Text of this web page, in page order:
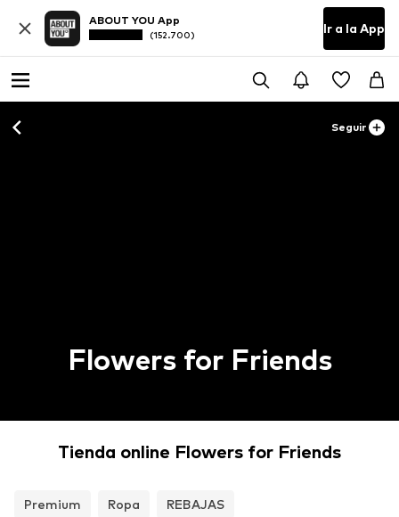
ABOUT YOU App
(152.700) Ir a la App
Seguir
Flowers for Friends
Tienda online Flowers for Friends
Premium Ropa REBAJAS